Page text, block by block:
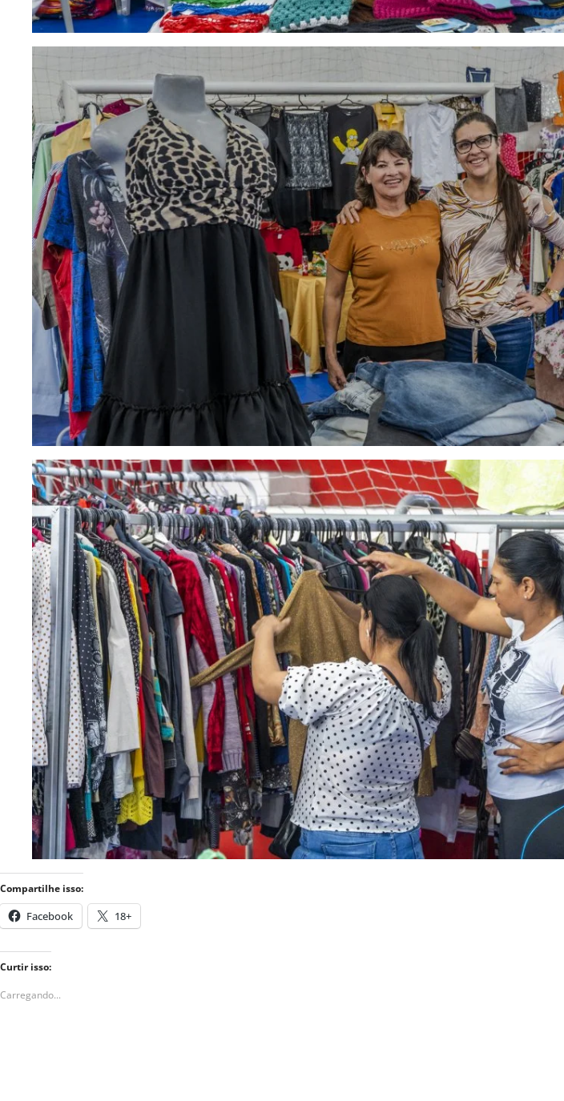
Compartilhe isso:
Facebook 18+
Curtir isso:
Carregando...